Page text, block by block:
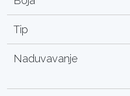
Tip
Naduvavanje